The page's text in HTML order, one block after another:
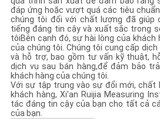
đáp ứng hoặc vượt quá các tiêu
chúng tôi đối với chất lượng đã giúp
tiếng đáng tin cậy và xuất sắc trong
tôiBên cạnh đó, sự hài lòng của khách
của chúng tôi. Chúng tôi cung cấp
và hỗ trợ, bao gồm tư vấn kỹ thuật,
dịch vụ sau bán hàng,để đảm bảo
khách hàng của chúng tôi.
Với sự tập trung vào sự đổi mới, chất
khách hàng, Xi'an Ruijia Measuring
tác đáng tin cậy của bạn cho tất cả
của bạn.